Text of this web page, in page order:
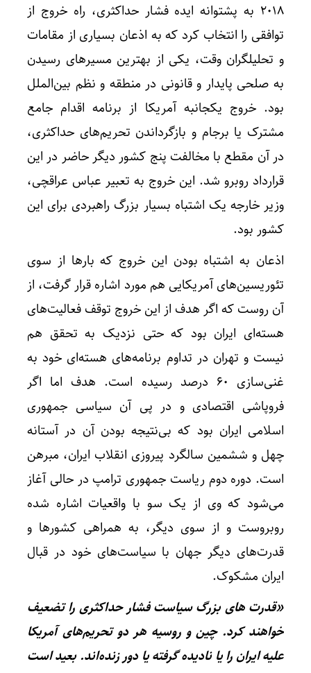
۲۰۱۸ به پشتوانه ایده فشار حداکثری، راه خروج از
توافقی را انتخاب کرد که به اذعان بسیاری از مقامات
و تحلیلگران وقت، یکی از بهترین مسیرهای رسیدن
به صلحی پایدار و قانونی در منطقه و نظم بین‌الملل
بود. خروج یکجانبه آمریکا از برنامه اقدام جامع
مشترک یا برجام و بازگرداندن تحریم‌های حداکثری،
در آن مقطع با مخالفت پنج کشور دیگر حاضر در این
قرارداد روبرو شد. این خروج به تعبیر عباس عراقچی،
وزیر خارجه یک اشتباه بسیار بزرگ راهبردی برای این
کشور بود.
اذعان به اشتباه بودن این خروج که بارها از سوی
تئوریسین‌های آمریکایی هم مورد اشاره قرار گرفت، از
آن روست که اگر هدف از این خروج توقف فعالیت‌های
هسته‌ای ایران بود که حتی نزدیک به تحقق هم
نیست و تهران در تداوم برنامه‌های هسته‌ای خود به
غنی‌سازی ۶۰ درصد رسیده است. هدف اما اگر
فروپاشی اقتصادی و در پی آن سیاسی جمهوری
اسلامی ایران بود که بی‌نتیجه بودن آن در آستانه
چهل و ششمین سالگرد پیروزی انقلاب ایران، مبرهن
است. دوره دوم ریاست جمهوری ترامپ در حالی آغاز
می‌شود که وی از یک سو با واقعیات اشاره شده
روبروست و از سوی دیگر، به همراهی کشورها و
قدرت‌های دیگر جهان با سیاست‌های خود در قبال
ایران مشکوک.
«قدرت های بزرگ سیاست فشار حداکثری را تضعیف
خواهند کرد. چین و روسیه هر دو تحریم‌های آمریکا
علیه ایران را یا نادیده گرفته یا دور زنده‌اند. بعید است